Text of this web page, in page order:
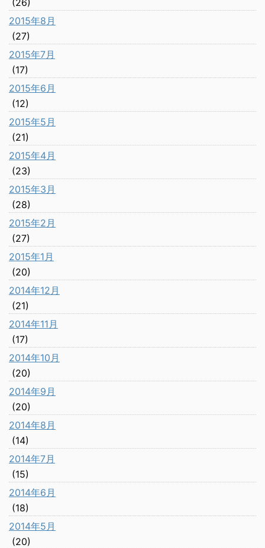
(26)
2015年8月
(27)
2015年7月
(17)
2015年6月
(12)
2015年5月
(21)
2015年4月
(23)
2015年3月
(28)
2015年2月
(27)
2015年1月
(20)
2014年12月
(21)
2014年11月
(17)
2014年10月
(20)
2014年9月
(20)
2014年8月
(14)
2014年7月
(15)
2014年6月
(18)
2014年5月
(20)